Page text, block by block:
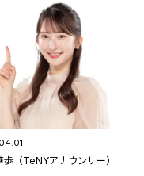
歩（TeNYアナウンサー）